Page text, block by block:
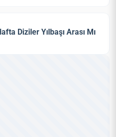
Diziler Yılbaşı Arası Mı